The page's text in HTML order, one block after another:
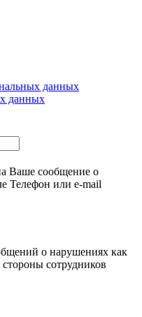
данных
данных
Ваше сообщение о
Телефон или e-mail
о нарушениях как
сотрудников